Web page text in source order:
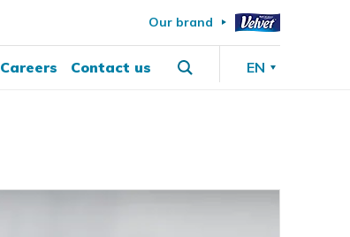
Our brand
Careers Contact us EN